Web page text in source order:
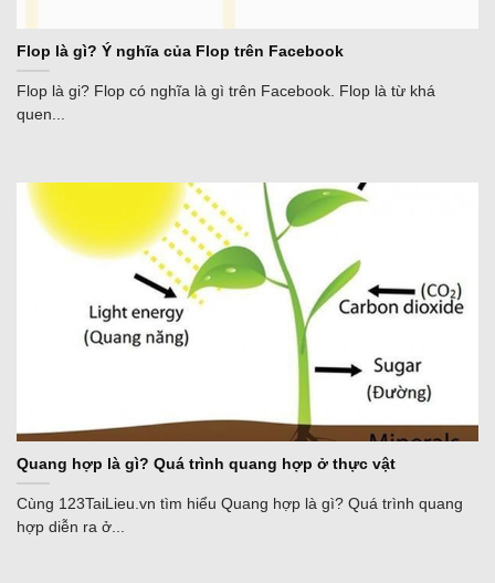
Flop là gì? Ý nghĩa của Flop trên Facebook
Flop là gi? Flop có nghĩa là gì trên Facebook. Flop là từ khá
quen...
Quang hợp là gì? Quá trình quang hợp ở thực vật
Cùng 123TaiLieu.vn tìm hiểu Quang hợp là gì? Quá trình quang
hợp diễn ra ở...